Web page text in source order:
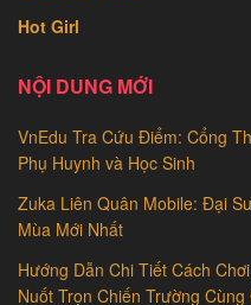
Hot Girl
NỘI DUNG MỚI
VnEdu Tra Cứu Điểm: Cổng
Phụ Huynh và Học Sinh
Zuka Liên Quân Mobile: Đại
Mùa Mới Nhất
Hướng Dẫn Chi Tiết Cách
Nuốt Trọn Chiến Trường Cùng